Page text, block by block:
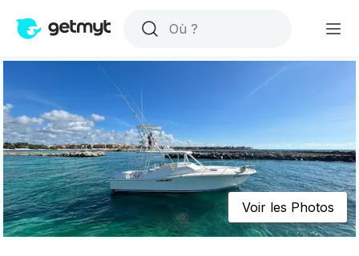
Voir les Photos